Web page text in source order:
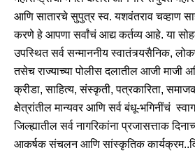
आणि सातारचे सुपुत्र स्व. यशवंतराव चव्हाण
करणे हे आपणा सर्वांचं आद्य कर्तव्य आहे. या
उपस्थित सर्व सन्माननीय स्वातंत्र्यसैनिक,
तसेच राज्याच्या पोलीस दलातील आजी माजी
क्रीडा, साहित्य, संस्कृती, पत्रकारिता,
क्षेत्रांतील मान्यवर आणि सर्व बंधू-भगिनींचं
जिल्ह्यातील सर्व नागरिकांना प्रजासत्ताक
आकर्षक संचलन आणि सांस्कृतिक